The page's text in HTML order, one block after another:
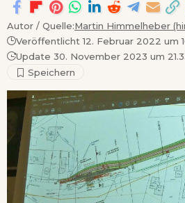
Autor / Quelle:Martin Himmelheber
Veröffentlicht 12. Februar 2022 um
Update 30. November 2023 um